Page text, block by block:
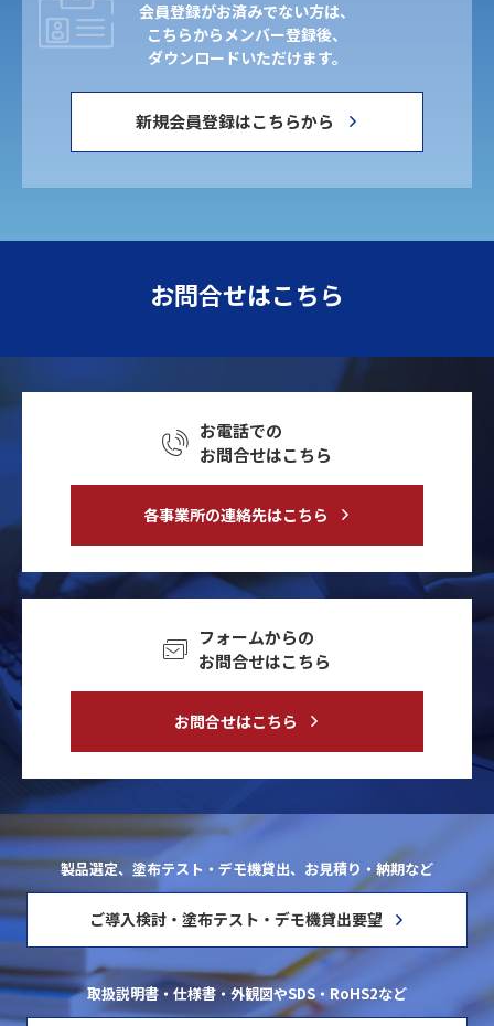
会員登録がお済みでない方は、
こちらからメンバー登録後、
ダウンロードいただけます。
新規会員登録はこちらから
お問合せはこちら
お電話での
お問合せはこちら
各事業所の連絡先はこちら
フォームからの
お問合せはこちら
お問合せはこちら
製品選定、塗布テスト・デモ機貸出、お見積り・納期など
ご導入検討・塗布テスト・デモ機貸出要望
取扱説明書・仕様書・外観図やSDS・RoHS2など